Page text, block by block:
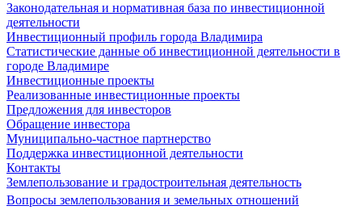
Законодательная и нормативная база по инвестиционной
деятельности
Инвестиционный профиль города Владимира
Статистические данные об инвестиционной деятельности в
городе Владимире
Инвестиционные проекты
Реализованные инвестиционные проекты
Предложения для инвесторов
Обращение инвестора
Муниципально-частное партнерство
Поддержка инвестиционной деятельности
Контакты
Землепользование и градостроительная деятельность
Вопросы землепользования и земельных отношений